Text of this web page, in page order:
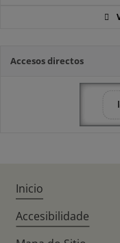
Accesos directos
Inicio
Accesibilidade